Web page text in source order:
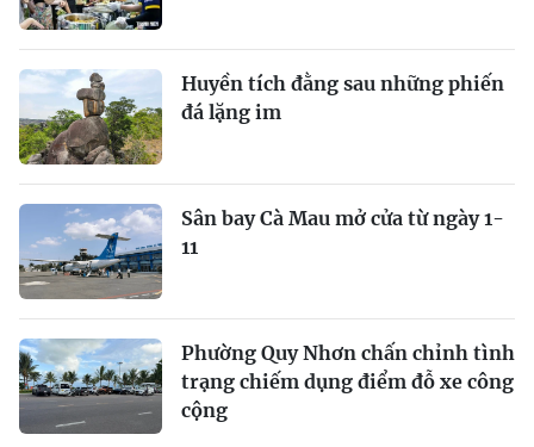
Huyền tích đằng sau những phiến
đá lặng im
Sân bay Cà Mau mở cửa từ ngày 1-
11
Phường Quy Nhơn chấn chỉnh tình
trạng chiếm dụng điểm đỗ xe công
cộng